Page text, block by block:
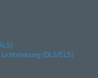
(DLS/ELS)